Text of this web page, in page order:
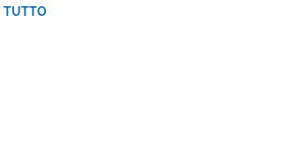
TUTTO